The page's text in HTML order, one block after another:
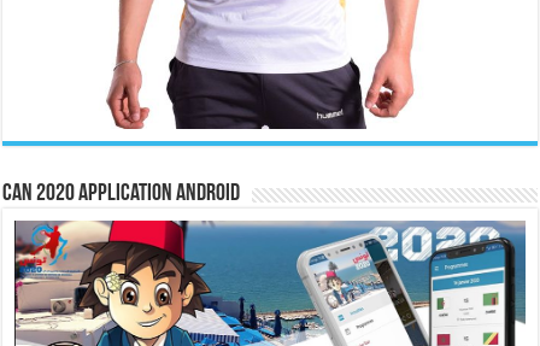
CAN 2020 Application Android